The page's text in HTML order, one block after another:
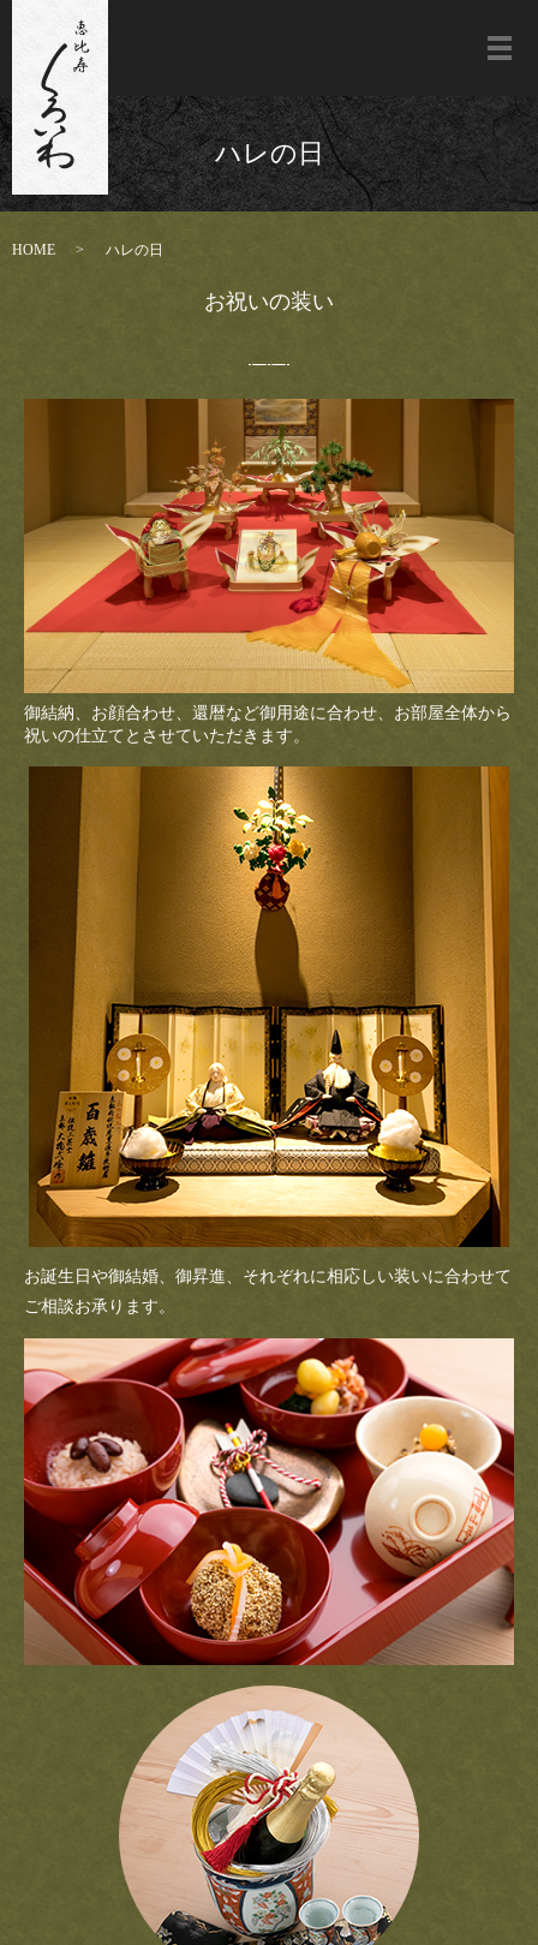
メ
ハレの日
HOME ハレの日
お祝いの装い
御結納、お顔合わせ、還暦など御用途に合わせ、お部屋全体から
祝いの仕立てとさせていただきます。
お誕生日や御結婚、御昇進、 それぞれに相応しい装いに合わせて
ご相談お承ります。